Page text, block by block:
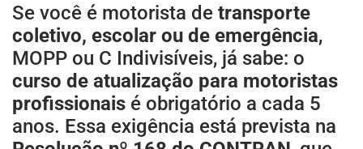
Se você é motorista de transporte
coletivo, escolar ou de emergência,
MOPP ou C Indivisíveis, já sabe: o
curso de atualização para motoristas
profissionais é obrigatório a cada 5
anos. Essa exigência está prevista na